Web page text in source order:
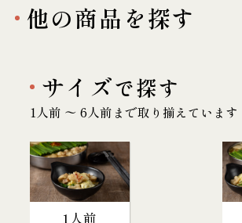
他の商品を探す
サイズで探す
1人前 〜 6人前まで取り揃えています
1人前